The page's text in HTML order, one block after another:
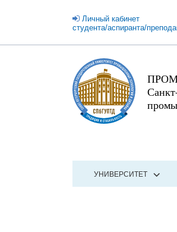
Личный кабинет
студента/аспиранта/
УНИВЕРСИТЕТ